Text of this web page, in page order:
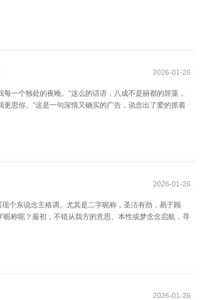
2026-01-26
一个独处的夜晚。”这么的话语，八成不是丽都的辞藻，
思你。”这是一句深情又确实的广告，说念出了爱的抓着
2026-01-26
个东说念主格调。尤其是二字昵称，圣洁有劲，易于顾
称呢？最初，不错从我方的意思、本性或梦念念启航，寻
2026-01-26